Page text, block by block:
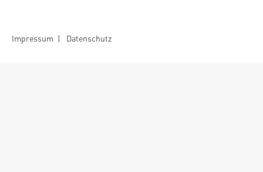
Impressum | Datenschutz